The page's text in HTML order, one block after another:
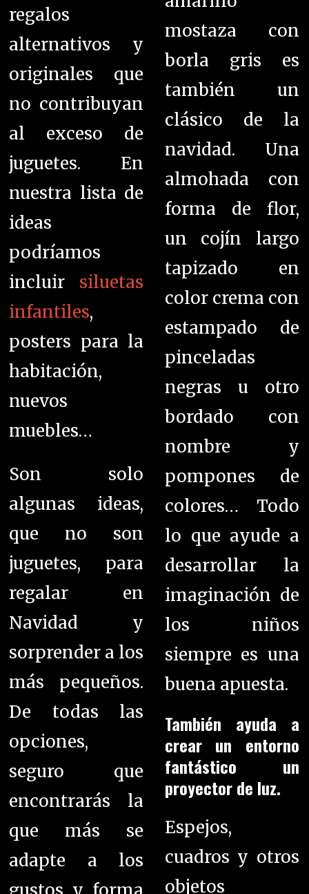
regalos
alternativos y
originales que
no contribuyan
al exceso de
juguetes. En
nuestra lista de
ideas
podríamos
incluir siluetas
infantiles,
posters para la
habitación,
nuevos
muebles…
Son solo
algunas ideas,
que no son
juguetes, para
regalar en
Navidad y
sorprender a los
más pequeños.
De todas las
opciones,
seguro que
encontrarás la
que más se
adapte a los
mostaza con
borla gris es
también un
clásico de la
navidad. Una
almohada con
forma de flor,
un cojín largo
tapizado en
color crema con
estampado de
pinceladas
negras u otro
bordado con
nombre y
pompones de
colores… Todo
lo que ayude a
desarrollar la
imaginación de
los niños
siempre es una
buena apuesta.
También ayuda a
crear un entorno
fantástico un
proyector de luz.
Espejos,
cuadros y otros
objetos